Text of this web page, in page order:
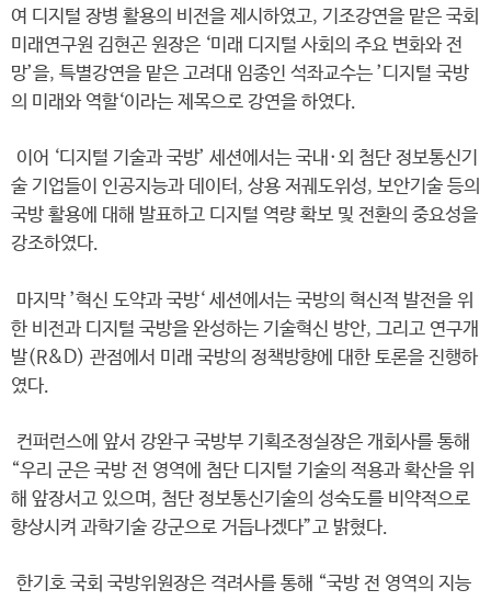
여 디지털 장병 활용의 비전을 제시하였고, 기조강연을 맡은 국회
미래연구원 김현곤 원장은 ‘미래 디지털 사회의 주요 변화와 전
망’을, 특별강연을 맡은 고려대 임종인 석좌교수는 ’디지털 국방
의 미래와 역할‘이라는 제목으로 강연을 하였다.
이어 ‘디지털 기술과 국방’ 세션에서는 국내·외 첨단 정보통신기
술 기업들이 인공지능과 데이터, 상용 저궤도위성, 보안기술 등의
국방 활용에 대해 발표하고 디지털 역량 확보 및 전환의 중요성을
강조하였다.
마지막 ’혁신 도약과 국방‘ 세션에서는 국방의 혁신적 발전을 위
한 비전과 디지털 국방을 완성하는 기술혁신 방안, 그리고 연구개
발(R&D) 관점에서 미래 국방의 정책방향에 대한 토론을 진행하
였다.
컨퍼런스에 앞서 강완구 국방부 기획조정실장은 개회사를 통해
“우리 군은 국방 전 영역에 첨단 디지털 기술의 적용과 확산을 위
해 앞장서고 있으며, 첨단 정보통신기술의 성숙도를 비약적으로
향상시켜 과학기술 강군으로 거듭나겠다”고 밝혔다.
한기호 국회 국방위원장은 격려사를 통해 “국방 전 영역의 지능